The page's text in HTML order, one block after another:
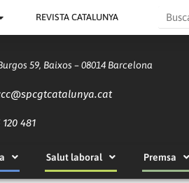
REVISTA CATALUNYA Search
59, Baixos – 08014 Barcelona
spcgtcatalunya.cat
120 481
Salut laboral Premsa